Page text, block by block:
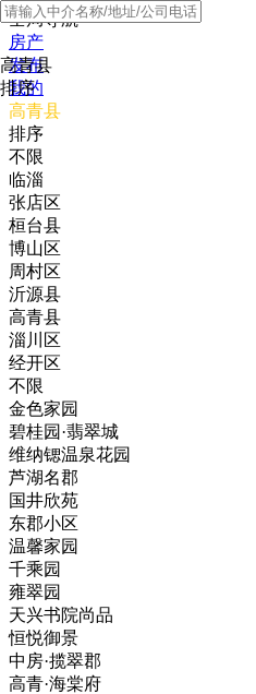
全局导航
房产
发布
我的
高青县
排序
高青县
排序
不限
临淄
张店区
桓台县
博山区
周村区
沂源县
高青县
淄川区
经开区
不限
金色家园
碧桂园·翡翠城
维纳锶温泉花园
芦湖名郡
国井欣苑
东郡小区
温馨家园
千乘园
雍翠园
天兴书院尚品
恒悦御景
中房·揽翠郡
高青·海棠府